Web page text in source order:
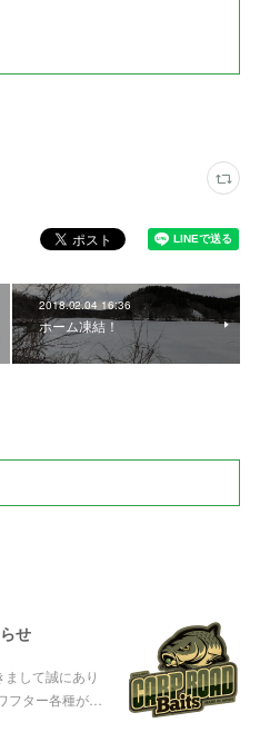
2018.02.04 16:36
ホーム凍結！
せ
して誠にあり
フター各種が…